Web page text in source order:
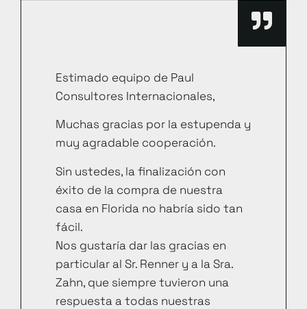
Estimado equipo de Paul
Consultores Internacionales,
Muchas gracias por la estupenda y
muy agradable cooperación.
Sin ustedes, la finalización con
éxito de la compra de nuestra
casa en Florida no habría sido tan
fácil.
Nos gustaría dar las gracias en
particular al Sr. Renner y a la Sra.
Zahn, que siempre tuvieron una
respuesta a todas nuestras